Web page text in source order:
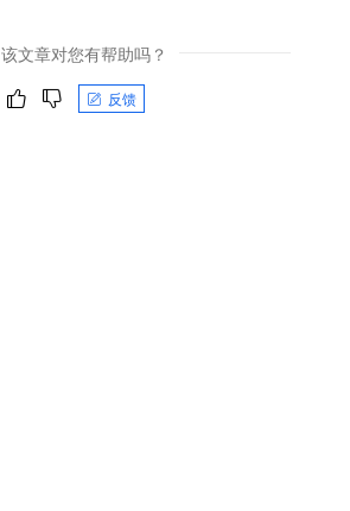
该文章对您有帮助吗？
反馈